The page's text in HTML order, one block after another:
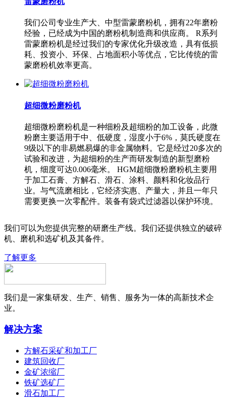
我们公司专业生产大、中型雷蒙磨粉机，拥有22年磨粉
经验，已经成为中国的磨粉机制造商和供应商。 R系列
雷蒙磨粉机是经过我们的专家优化升级改造，具有低损
耗、投资小、环保、占地面积小等优点，它比传统的雷
蒙磨粉机效率更高。
超细微粉磨粉机
超细微粉磨粉机是一种细粉及超细粉的加工设备，此微
粉磨主要适用于中、低硬度，湿度小于6%，莫氏硬度在
9级以下的非易燃易爆的非金属物料。它是经过20多次的
试验和改进，为超细粉的生产而研发制造的新型磨粉
机，细度可达0.006毫米。 HGM超细微粉磨粉机主要用
于加工石膏、方解石、滑石、涂料、颜料和化妆品行
业。与气流磨相比，它经济实惠、产量大，并且一年只
需要更换一次零配件。装备有袋式过滤器以保护环境。
我们可以为您提供完整的研磨生产线。我们还提供独立的破碎
机、磨机和选矿机及其备件。
了解更多
我们是一家集研发、生产、销售、服务为一体的高新技术企
业。
解决方案
方解石采矿和加工厂
建筑回收厂
金矿浓缩厂
铁矿选矿厂
滑石加工厂